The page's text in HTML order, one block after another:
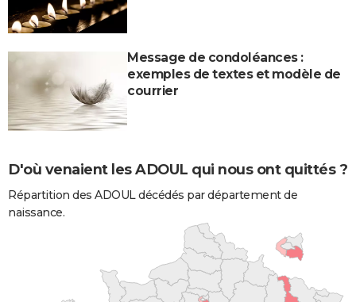
Message de condoléances :
exemples de textes et modèle de
courrier
D'où venaient les ADOUL qui nous ont quittés ?
Répartition des ADOUL décédés par département de
naissance.